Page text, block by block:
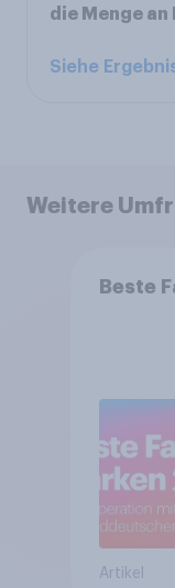
die Menge
Siehe
Weitere
Beste
Artikel